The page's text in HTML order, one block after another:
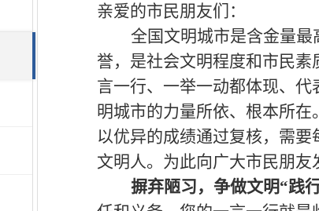
亲爱的市民朋友们：
全国文明城市是含金量
誉，是社会文明程度和市民
言一行、一举一动都体现、
明城市的力量所依、根本所
以优异的成绩通过复核，需
文明人。为此向广大市民朋友
摒弃陋习，争做文明“践